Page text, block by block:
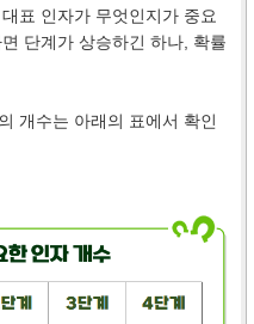
표 인자가 무엇인지가 중요
단계가 상승하긴 하나, 확률
개수는 아래의 표에서 확인